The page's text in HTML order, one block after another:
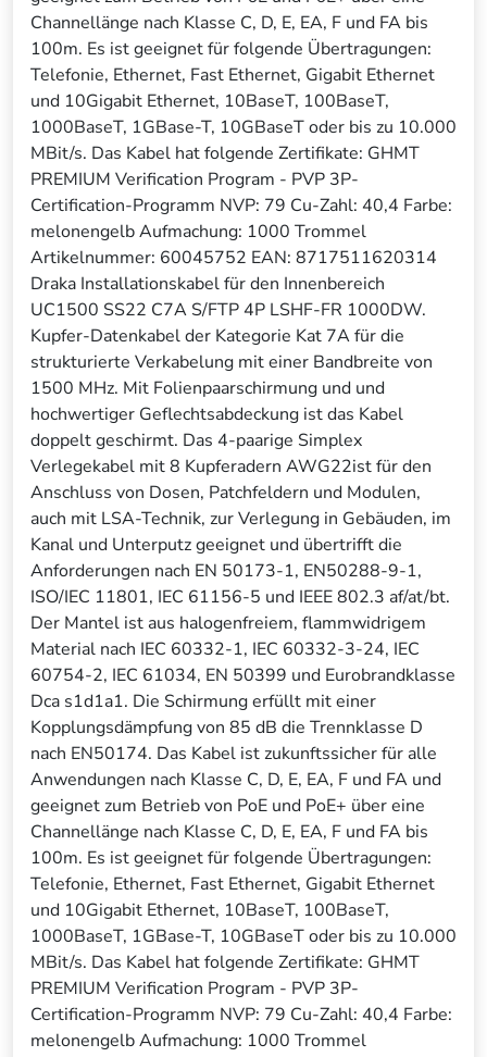
Channellänge nach Klasse C, D, E, EA, F und FA bis
100m. Es ist geeignet für folgende Übertragungen:
Telefonie, Ethernet, Fast Ethernet, Gigabit Ethernet
und 10Gigabit Ethernet, 10BaseT, 100BaseT,
1000BaseT, 1GBase-T, 10GBaseT oder bis zu 10.000
MBit/s. Das Kabel hat folgende Zertifikate: GHMT
PREMIUM Verification Program - PVP 3P-
Certification-Programm NVP: 79 Cu-Zahl: 40,4 Farbe:
melonengelb Aufmachung: 1000 Trommel
Artikelnummer: 60045752 EAN: 8717511620314
Draka Installationskabel für den Innenbereich
UC1500 SS22 C7A S/FTP 4P LSHF-FR 1000DW.
Kupfer-Datenkabel der Kategorie Kat 7A für die
strukturierte Verkabelung mit einer Bandbreite von
1500 MHz. Mit Folienpaarschirmung und und
hochwertiger Geflechtsabdeckung ist das Kabel
doppelt geschirmt. Das 4-paarige Simplex
Verlegekabel mit 8 Kupferadern AWG22ist für den
Anschluss von Dosen, Patchfeldern und Modulen,
auch mit LSA-Technik, zur Verlegung in Gebäuden, im
Kanal und Unterputz geeignet und übertrifft die
Anforderungen nach EN 50173-1, EN50288-9-1,
ISO/IEC 11801, IEC 61156-5 und IEEE 802.3 af/at/bt.
Der Mantel ist aus halogenfreiem, flammwidrigem
Material nach IEC 60332-1, IEC 60332-3-24, IEC
60754-2, IEC 61034, EN 50399 und Eurobrandklasse
Dca s1d1a1. Die Schirmung erfüllt mit einer
Kopplungsdämpfung von 85 dB die Trennklasse D
nach EN50174. Das Kabel ist zukunftssicher für alle
Anwendungen nach Klasse C, D, E, EA, F und FA und
geeignet zum Betrieb von PoE und PoE+ über eine
Channellänge nach Klasse C, D, E, EA, F und FA bis
100m. Es ist geeignet für folgende Übertragungen:
Telefonie, Ethernet, Fast Ethernet, Gigabit Ethernet
und 10Gigabit Ethernet, 10BaseT, 100BaseT,
1000BaseT, 1GBase-T, 10GBaseT oder bis zu 10.000
MBit/s. Das Kabel hat folgende Zertifikate: GHMT
PREMIUM Verification Program - PVP 3P-
Certification-Programm NVP: 79 Cu-Zahl: 40,4 Farbe:
melonengelb Aufmachung: 1000 Trommel